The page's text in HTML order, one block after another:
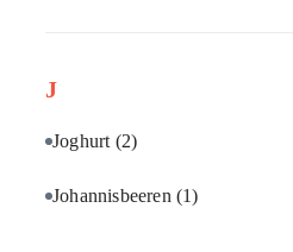
J
Joghurt (2)
Johannisbeeren (1)